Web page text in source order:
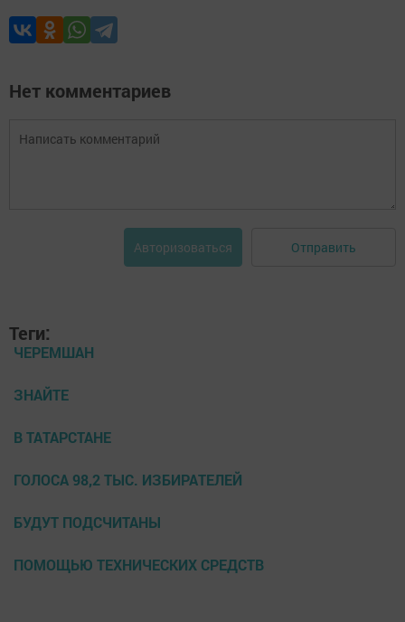
Нет комментариев
Авторизоваться Отправить
Теги:
ЧЕРЕМШАН
ЗНАЙТЕ
В ТАТАРСТАНЕ
ГОЛОСА 98,2 ТЫС. ИЗБИРАТЕЛЕЙ
БУДУТ ПОДСЧИТАНЫ
ПОМОЩЬЮ ТЕХНИЧЕСКИХ СРЕДСТВ